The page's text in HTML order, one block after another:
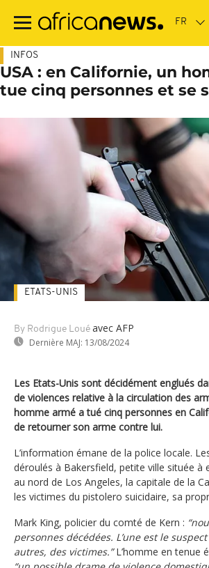
contenu
INFOS
USA : en Californie, un
tue cinq personnes et se
By Rodrigue Loué avec AFP
Dernière MAJ: 13/08/2024
ETATS-UNIS
Les Etats-Unis sont décidément englués
de violences relative à la circulation des
homme armé a tué cinq personnes en
de retourner son arme contre lui.
L’information émane de la police locale.
déroulés à Bakersfield, petite ville située à
au nord de Los Angeles, la capitale de la
les victimes du pistolero suicidaire, sa
Mark King, policier du comté de Kern :
personnes décédées. L’une est le
autres, des victimes.”L’homme en tenue